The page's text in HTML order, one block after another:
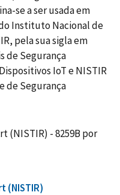
se a ser usada em
Instituto Nacional de
pela sua sigla em
de Segurança
IoT e NISTIR
de Segurança
(NISTIR) - 8259B por
(NISTIR)